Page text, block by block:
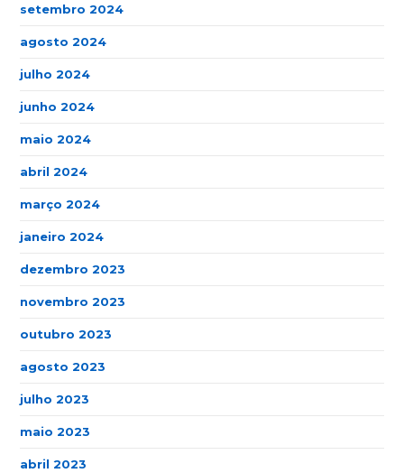
setembro 2024
agosto 2024
julho 2024
junho 2024
maio 2024
abril 2024
março 2024
janeiro 2024
dezembro 2023
novembro 2023
outubro 2023
agosto 2023
julho 2023
maio 2023
abril 2023